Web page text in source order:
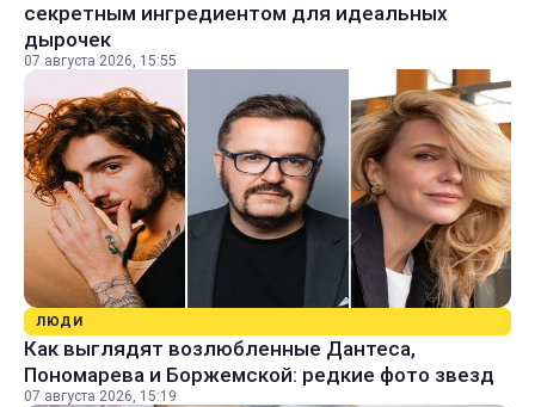
секретным ингредиентом для идеальных
дырочек
07 августа 2026, 15:55
ЛЮДИ
Как выглядят возлюбленные Дантеса,
Пономарева и Боржемской: редкие фото звезд
07 августа 2026, 15:19